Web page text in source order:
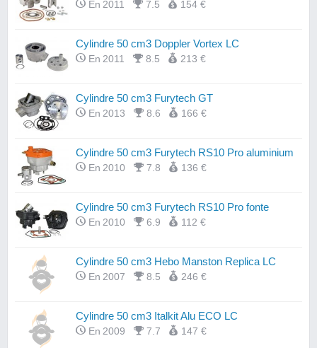
En 2011 7.5 154 €
Cylindre 50 cm3 Doppler Vortex LC
En 2011 8.5 213 €
Cylindre 50 cm3 Furytech GT
En 2013 8.6 166 €
Cylindre 50 cm3 Furytech RS10 Pro aluminium
En 2010 7.8 136 €
Cylindre 50 cm3 Furytech RS10 Pro fonte
En 2010 6.9 112 €
Cylindre 50 cm3 Hebo Manston Replica LC
En 2007 8.5 246 €
Cylindre 50 cm3 Italkit Alu ECO LC
En 2009 7.7 147 €